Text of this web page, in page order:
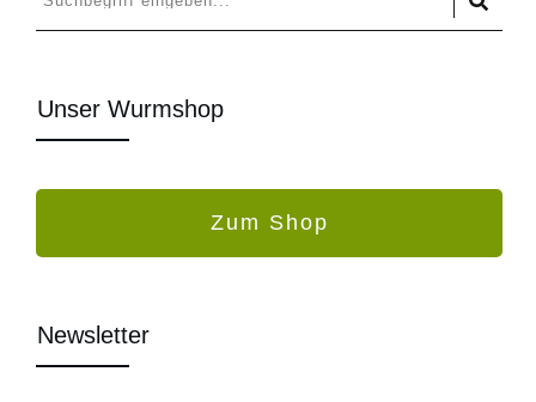
Unser Wurmshop
Zum Shop
Newsletter